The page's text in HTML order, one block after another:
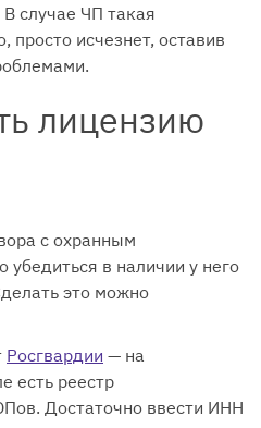
случае ЧП такая
просто исчезнет, оставив
лицензию
с охранным
в наличии у него
это можно
Росгвардии — на
есть реестр
Достаточно ввести ИНН